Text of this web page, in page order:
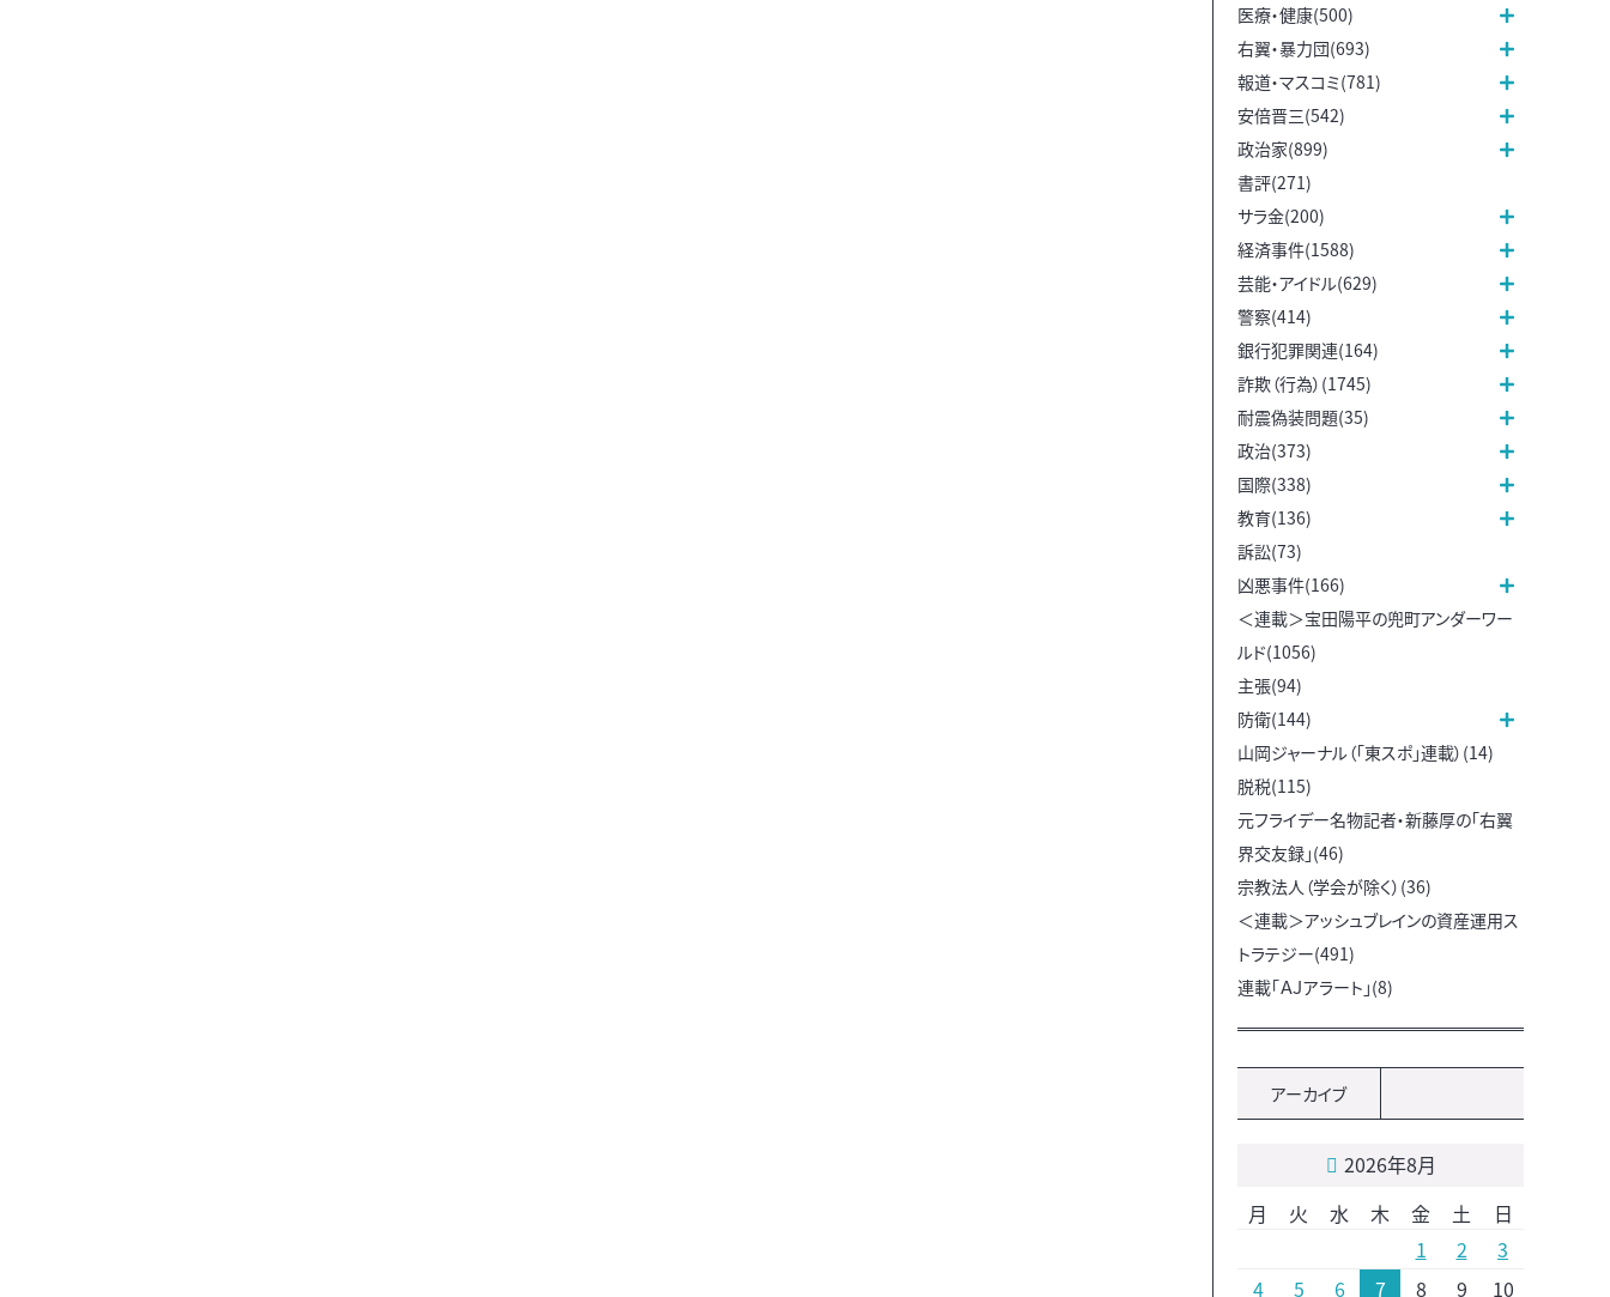
医療・健康(500)
右翼・暴力団(693)
報道・マスコミ(781)
安倍晋三(542)
政治家(899)
書評(271)
サラ金(200)
経済事件(1588)
芸能・アイドル(629)
警察(414)
銀行犯罪関連(164)
詐欺（行為）(1745)
耐震偽装問題(35)
政治(373)
国際(338)
教育(136)
訴訟(73)
凶悪事件(166)
＜連載＞宝田陽平の兜町アンダーワー
ルド(1056)
主張(94)
防衛(144)
山岡ジャーナル（「東スポ」連載）(14)
脱税(115)
元フライデー名物記者・新藤厚の「右翼
界交友録」(46)
宗教法人（学会が除く）(36)
＜連載＞アッシュブレインの資産運用ス
トラテジー(491)
連載「ＡＪアラート」(8)
アーカイブ
2026年8月
月
火 水 木 金 土
日
1
2
3
4
5 6 7 8 9 10